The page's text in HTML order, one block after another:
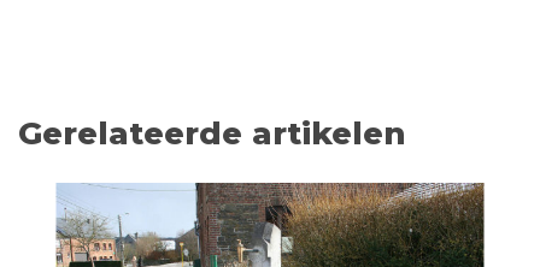
Gerelateerde artikelen